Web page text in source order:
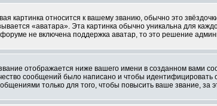
картинка относится к вашему званию, обычно это
«аватара». Эта картинка обычно уникальна для
не включена поддержка аватар, то это решение
отображается ниже вашего имени в созданном вами
сообщений было написано и чтобы
только для того, чтобы повысить ваше звание,